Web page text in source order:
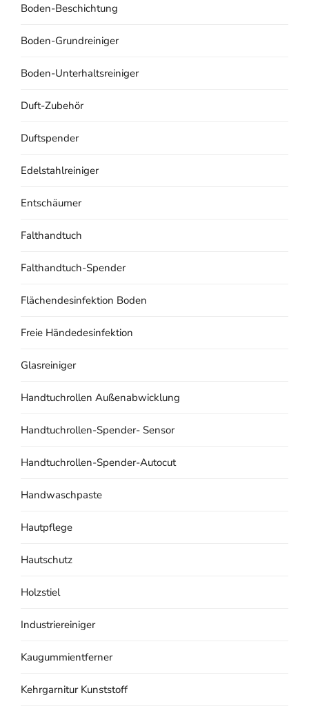
Boden-Beschichtung
Boden-Grundreiniger
Boden-Unterhaltsreiniger
Duft-Zubehör
Duftspender
Edelstahlreiniger
Entschäumer
Falthandtuch
Falthandtuch-Spender
Flächendesinfektion Boden
Freie Händedesinfektion
Glasreiniger
Handtuchrollen Außenabwicklung
Handtuchrollen-Spender- Sensor
Handtuchrollen-Spender-Autocut
Handwaschpaste
Hautpflege
Hautschutz
Holzstiel
Industriereiniger
Kaugummientferner
Kehrgarnitur Kunststoff